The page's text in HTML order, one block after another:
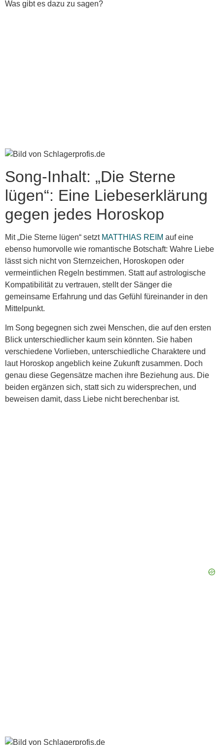
Was gibt es dazu zu sagen?
Song-Inhalt: „Die Sterne
lügen“: Eine Liebeserklärung
gegen jedes Horoskop
Mit „Die Sterne lügen“ setzt MATTHIAS REIM auf eine
ebenso humorvolle wie romantische Botschaft: Wahre Liebe
lässt sich nicht von Sternzeichen, Horoskopen oder
vermeintlichen Regeln bestimmen. Statt auf astrologische
Kompatibilität zu vertrauen, stellt der Sänger die
gemeinsame Erfahrung und das Gefühl füreinander in den
Mittelpunkt.
Im Song begegnen sich zwei Menschen, die auf den ersten
Blick unterschiedlicher kaum sein könnten. Sie haben
verschiedene Vorlieben, unterschiedliche Charaktere und
laut Horoskop angeblich keine Zukunft zusammen. Doch
genau diese Gegensätze machen ihre Beziehung aus. Die
beiden ergänzen sich, statt sich zu widersprechen, und
beweisen damit, dass Liebe nicht berechenbar ist.